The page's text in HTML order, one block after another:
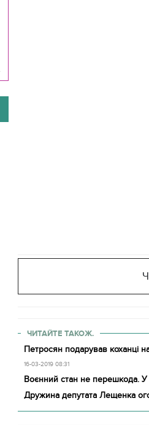
ЧИТАЙТЕ ТАКОЖ.
Петросян подарував коханці
16-03-2019 08:31
Воєнний стан не перешкода.
Дружина депутата Лещенка